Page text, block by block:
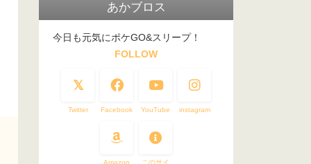
あかブロス
今日も元気にポケGO&スリープ！
FOLLOW
Twitter Facebook YouTube instagram
Amazon このサイ